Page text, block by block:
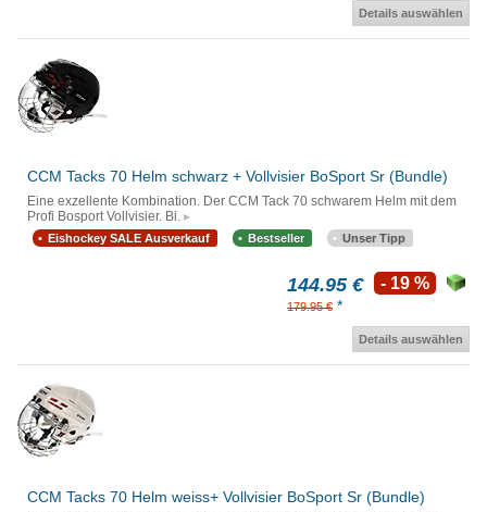
Details auswählen
CCM Tacks 70 Helm schwarz + Vollvisier BoSport Sr (Bundle)
Eine exzellente Kombination. Der CCM Tack 70 schwarem Helm mit dem
Profi Bosport Vollvisier. Bi.
Eishockey SALE Ausverkauf Bestseller Unser Tipp
144.95 €
179.95 € *
- 19 %
Details auswählen
CCM Tacks 70 Helm weiss+ Vollvisier BoSport Sr (Bundle)